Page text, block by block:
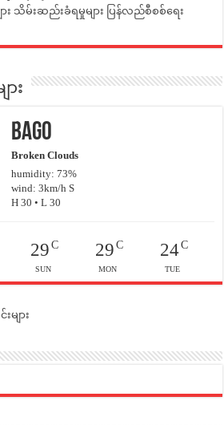
း သိမ်းဆည်းခံရမှုများ ပြန်လည်စီစစ်ရေး
း
Bago
Broken Clouds
humidity: 73%
wind: 3km/h S
H 30 • L 30
29 C
SUN
29C
MON
24C
TUE
ျား